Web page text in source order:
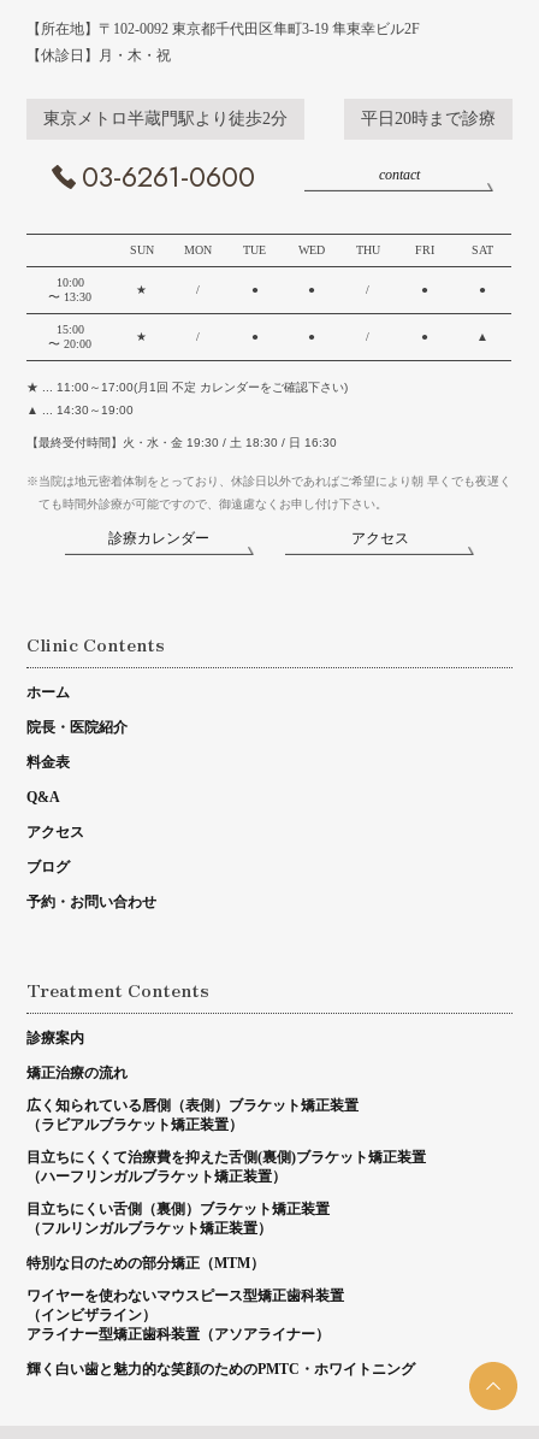
【所在地】〒102-0092 東京都千代田区隼町3-19 隼東幸ビル2F
【休診日】月・木・祝
東京メトロ半蔵門駅より徒歩2分 平日20時まで診療
03-6261-0600 contact
SUN MON TUE WED THU FRI SAT
10:00
〜 13:30
★ / ● ● / ● ●
15:00
〜 20:00
★ / ● ● / ● ▲
★ ... 11:00～17:00(月1回 不定 カレンダーをご確認下さい)
▲ ... 14:30～19:00
【最終受付時間】火・水・金 19:30 / 土 18:30 / 日 16:30
※当院は地元密着体制をとっており、休診日以外であればご希望により朝 早くでも夜遅く
ても時間外診療が可能ですので、御遠慮なくお申し付け下さい。
診療カレンダー アクセス
Clinic Contents
ホーム
院長・医院紹介
料金表
Q&A
アクセス
ブログ
予約・お問い合わせ
Treatment Contents
診療案内
矯正治療の流れ
広く知られている唇側（表側）ブラケット矯正装置
（ラビアルブラケット矯正装置）
目立ちにくくて治療費を抑えた舌側(裏側)ブラケット矯正装置
（ハーフリンガルブラケット矯正装置）
目立ちにくい舌側（裏側）ブラケット矯正装置
（フルリンガルブラケット矯正装置）
特別な日のための部分矯正（MTM）
ワイヤーを使わないマウスピース型矯正歯科装置
（インビザライン）
アライナー型矯正歯科装置（アソアライナー）
輝く白い歯と魅力的な笑顔のためのPMTC・ホワイトニング